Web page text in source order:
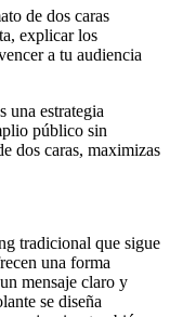
de dos caras
explicar los
a tu audiencia
una estrategia
público sin
dos caras, maximizas
tradicional que sigue
una forma
mensaje claro y
se diseña